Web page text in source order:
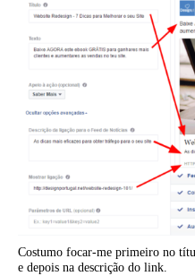
Costumo focar-me primeiro no
e depois na descrição do link.